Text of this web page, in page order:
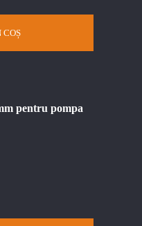
COȘ
pentru pompa